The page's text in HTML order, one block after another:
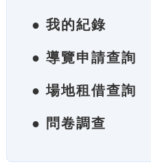
● 我的紀錄
● 導覽申請查詢
● 場地租借查詢
● 問卷調查